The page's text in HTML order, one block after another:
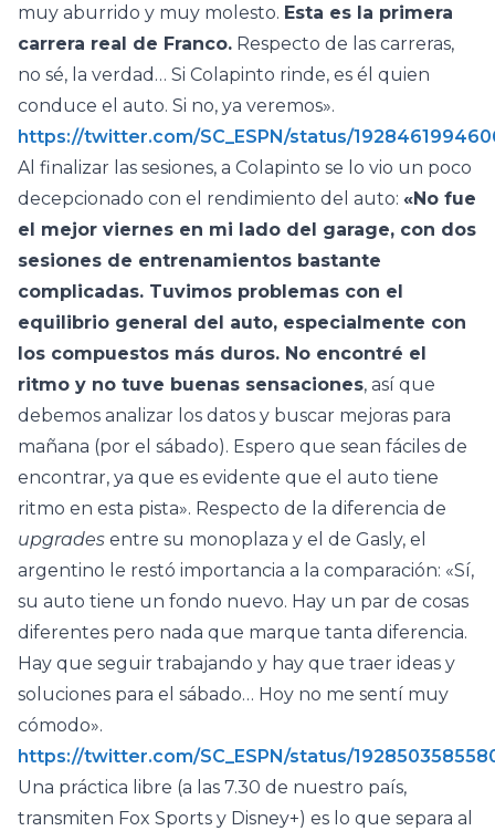
muy aburrido y muy molesto. Esta es la primera
carrera real de Franco. Respecto de las carreras,
no sé, la verdad… Si Colapinto rinde, es él quien
conduce el auto. Si no, ya veremos».
https://twitter.com/SC_ESPN/status/
Al finalizar las sesiones, a Colapinto se lo vio un poco
decepcionado con el rendimiento del auto: «No fue
el mejor viernes en mi lado del garage, con dos
sesiones de entrenamientos bastante
complicadas. Tuvimos problemas con el
equilibrio general del auto, especialmente con
los compuestos más duros. No encontré el
ritmo y no tuve buenas sensaciones, así que
debemos analizar los datos y buscar mejoras para
mañana (por el sábado). Espero que sean fáciles de
encontrar, ya que es evidente que el auto tiene
ritmo en esta pista». Respecto de la diferencia de
upgrades entre su monoplaza y el de Gasly, el
argentino le restó importancia a la comparación: «Sí,
su auto tiene un fondo nuevo. Hay un par de cosas
diferentes pero nada que marque tanta diferencia.
Hay que seguir trabajando y hay que traer ideas y
soluciones para el sábado… Hoy no me sentí muy
cómodo».
https://twitter.com/SC_ESPN/status/
Una práctica libre (a las 7.30 de nuestro país,
transmiten Fox Sports y Disney+) es lo que separa al